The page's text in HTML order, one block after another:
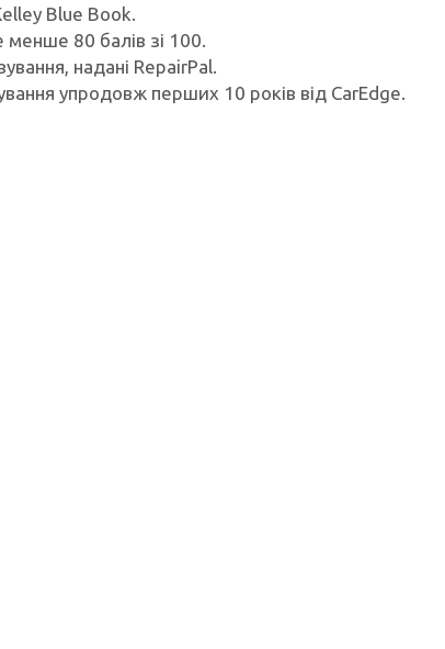
Blue Book.
менше 80 балів зі 100.
надані RepairPal.
упродовж перших 10 років від CarEdge.